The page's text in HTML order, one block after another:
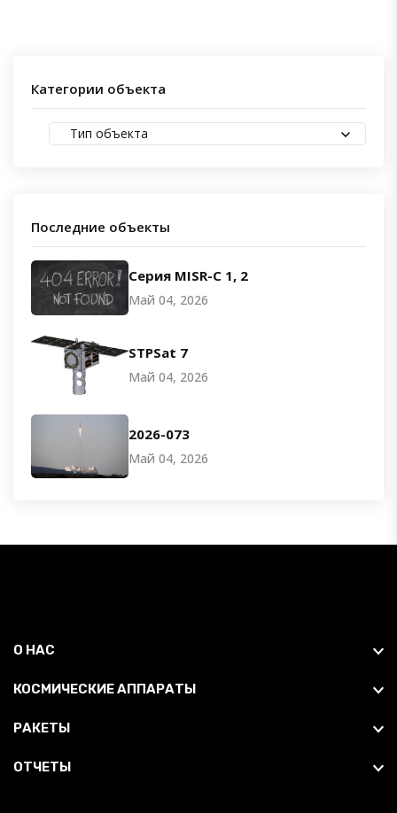
Категории объекта
Тип объекта
Последние объекты
Серия MISR-C 1, 2
Май 04, 2026
STPSat 7
Май 04, 2026
2026-073
Май 04, 2026
О НАС
КОСМИЧЕСКИЕ АППАРАТЫ
РАКЕТЫ
ОТЧЕТЫ